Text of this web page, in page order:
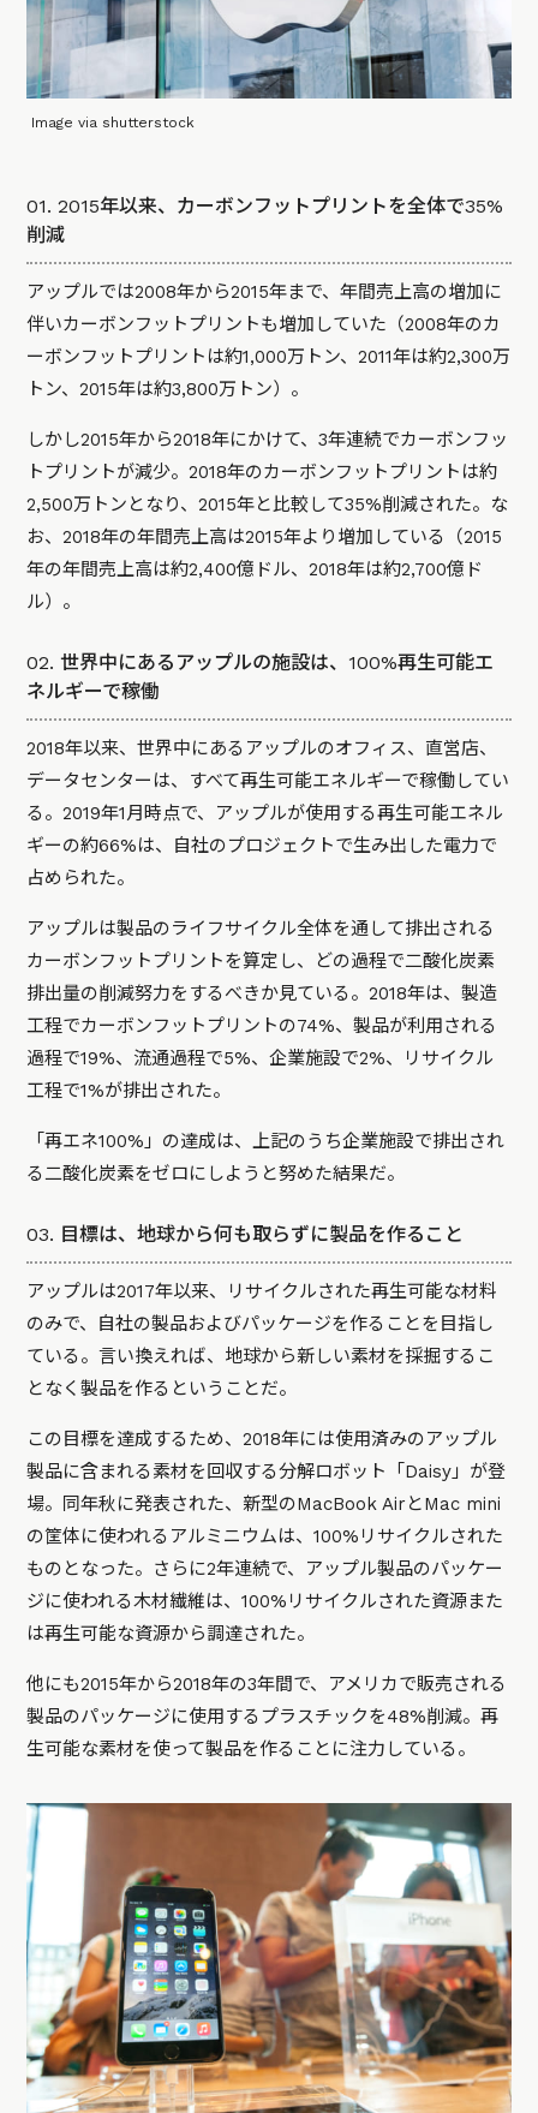
Image via shutterstock
01. 2015年以来、カーボンフットプリントを全体で35%
削減
アップルでは2008年から2015年まで、年間売上高の増加に
伴いカーボンフットプリントも増加していた（2008年のカ
ーボンフットプリントは約1,000万トン、2011年は約2,300万
トン、2015年は約3,800万トン）。
しかし2015年から2018年にかけて、3年連続でカーボンフッ
トプリントが減少。2018年のカーボンフットプリントは約
2,500万トンとなり、2015年と比較して35%削減された。な
お、2018年の年間売上高は2015年より増加している（2015
年の年間売上高は約2,400億ドル、2018年は約2,700億ド
ル）。
02. 世界中にあるアップルの施設は、100%再生可能エ
ネルギーで稼働
2018年以来、世界中にあるアップルのオフィス、直営店、
データセンターは、すべて再生可能エネルギーで稼働してい
る。2019年1月時点で、アップルが使用する再生可能エネル
ギーの約66%は、自社のプロジェクトで生み出した電力で
占められた。
アップルは製品のライフサイクル全体を通して排出される
カーボンフットプリントを算定し、どの過程で二酸化炭素
排出量の削減努力をするべきか見ている。2018年は、製造
工程でカーボンフットプリントの74%、製品が利用される
過程で19%、流通過程で5%、企業施設で2%、リサイクル
工程で1%が排出された。
「再エネ100%」の達成は、上記のうち企業施設で排出され
る二酸化炭素をゼロにしようと努めた結果だ。
03. 目標は、地球から何も取らずに製品を作ること
アップルは2017年以来、リサイクルされた再生可能な材料
のみで、自社の製品およびパッケージを作ることを目指し
ている。言い換えれば、地球から新しい素材を採掘するこ
となく製品を作るということだ。
この目標を達成するため、2018年には使用済みのアップル
製品に含まれる素材を回収する分解ロボット「Daisy」が登
場。同年秋に発表された、新型のMacBook AirとMac mini
の筐体に使われるアルミニウムは、100%リサイクルされた
ものとなった。さらに2年連続で、アップル製品のパッケー
ジに使われる木材繊維は、100%リサイクルされた資源また
は再生可能な資源から調達された。
他にも2015年から2018年の3年間で、アメリカで販売される
製品のパッケージに使用するプラスチックを48%削減。再
生可能な素材を使って製品を作ることに注力している。